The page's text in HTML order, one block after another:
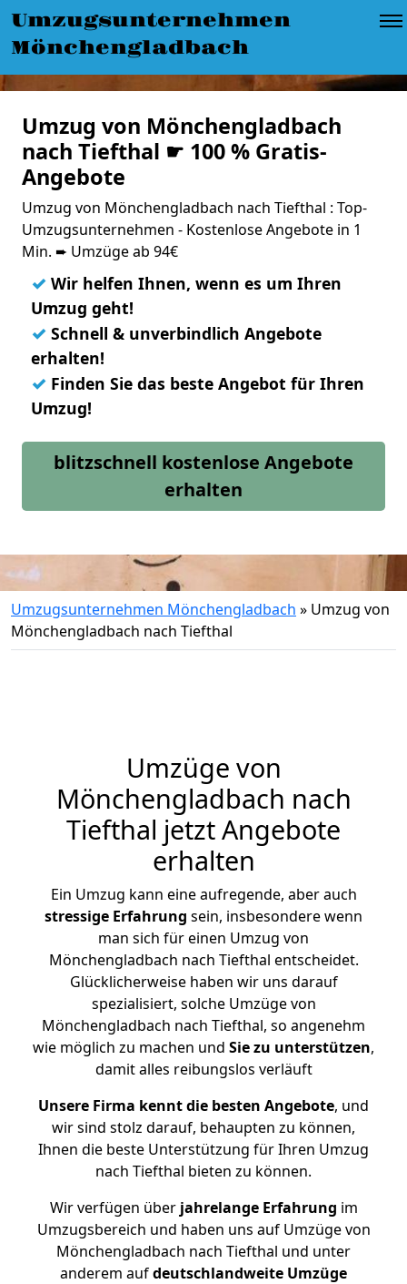
Umzugsunternehmen
Mönchengladbach
Umzug von Mönchengladbach
nach Tiefthal ☛ 100 % Gratis-
Angebote
Umzug von Mönchengladbach nach Tiefthal : Top-
Umzugsunternehmen - Kostenlose Angebote in 1
Min. ➨ Umzüge ab 94€
✓ Wir helfen Ihnen, wenn es um Ihren
Umzug geht!
✓ Schnell & unverbindlich Angebote
erhalten!
✓ Finden Sie das beste Angebot für Ihren
Umzug!
blitzschnell kostenlose Angebote
erhalten
Umzugsunternehmen Mönchengladbach » Umzug von
Mönchengladbach nach Tiefthal
Umzüge von
Mönchengladbach nach
Tiefthal jetzt Angebote
erhalten
Ein Umzug kann eine aufregende, aber auch
stressige Erfahrung sein, insbesondere wenn
man sich für einen Umzug von
Mönchengladbach nach Tiefthal entscheidet.
Glücklicherweise haben wir uns darauf
spezialisiert, solche Umzüge von
Mönchengladbach nach Tiefthal, so angenehm
wie möglich zu machen und Sie zu unterstützen,
damit alles reibungslos verläuft
Unsere Firma kennt die besten Angebote, und
wir sind stolz darauf, behaupten zu können,
Ihnen die beste Unterstützung für Ihren Umzug
nach Tiefthal bieten zu können.
Wir verfügen überjahrelange Erfahrung im
Umzugsbereich und haben uns auf Umzüge von
Mönchengladbach nach Tiefthal und unter
anderem aufdeutschlandweite Umzüge